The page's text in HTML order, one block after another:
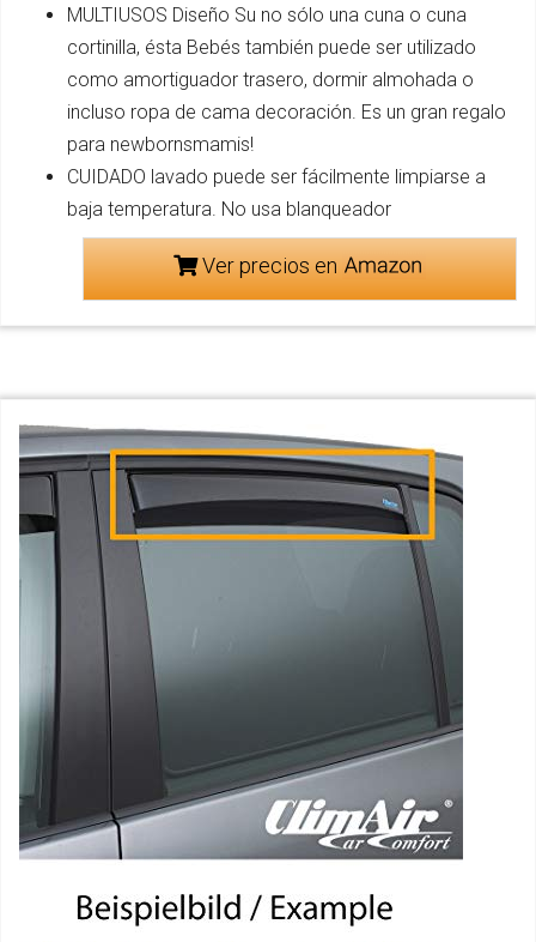
MULTIUSOS Diseño Su no sólo una cuna o cuna
cortinilla, ésta Bebés también puede ser utilizado
como amortiguador trasero, dormir almohada o
incluso ropa de cama decoración. Es un gran regalo
para newbornsmamis!
CUIDADO lavado puede ser fácilmente limpiarse a
baja temperatura. No usa blanqueador
Ver precios en